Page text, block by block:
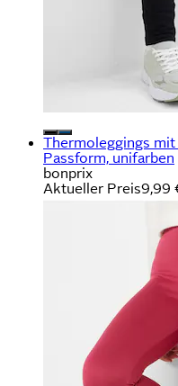
Thermoleggings mit
Passform, unifarben
bonprix
Aktueller Preis9,99